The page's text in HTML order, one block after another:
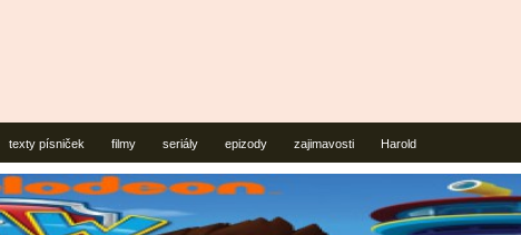
texty písniček filmy seriály epizody zajimavosti Harold